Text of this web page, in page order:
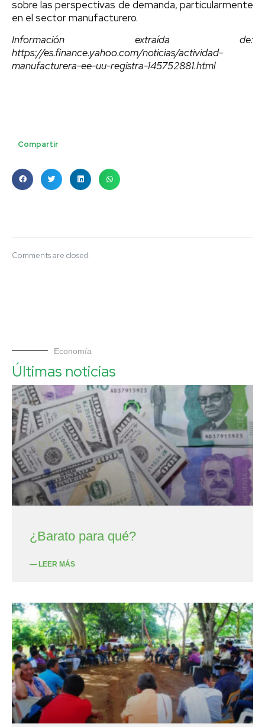
sobre las perspectivas de demanda, particularmente
en el sector manufacturero.
Información extraída de:
https://es.finance.yahoo.com/noticias/actividad-
manufacturera-ee-uu-registra-145752881.html
Compartir
Comments are closed.
Economía
Últimas noticias
¿Barato para qué?
— LEER MÁS